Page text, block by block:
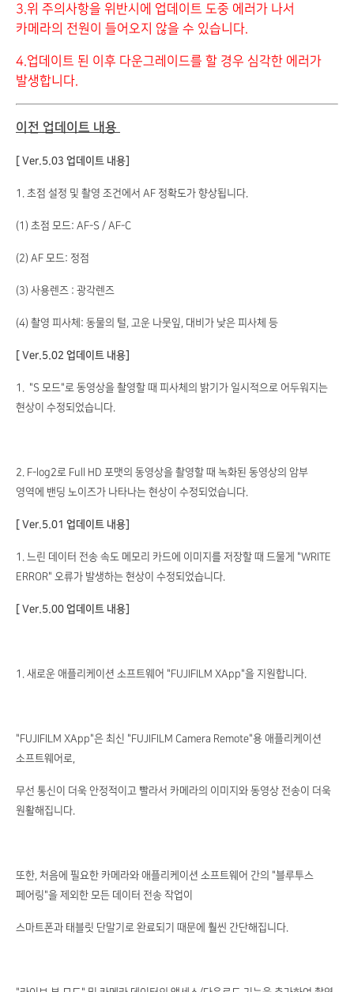
3.위 주의사항을 위반시에 업데이트 도중 에러가 나서
카메라의 전원이 들어오지 않을 수 있습니다.
4.업데이트 된 이후 다운그레이드를 할 경우 심각한 에러가
발생합니다.
이전 업데이트 내용
[ Ver.5.03 업데이트 내용]
1. 초점 설정 및 촬영 조건에서 AF 정확도가 향상됩니다.
(1) 초점 모드: AF-S / AF-C
(2) AF 모드: 정점
(3) 사용렌즈 : 광각렌즈
(4) 촬영 피사체: 동물의 털, 고운 나뭇잎, 대비가 낮은 피사체 등
[ Ver.5.02 업데이트 내용]
1. "S 모드"로 동영상을 촬영할 때 피사체의 밝기가 일시적으로 어두워지는
현상이 수정되었습니다.
2. F-log2로 Full HD 포맷의 동영상을 촬영할 때 녹화된 동영상의 암부
영역에 밴딩 노이즈가 나타나는 현상이 수정되었습니다.
[ Ver.5.01 업데이트 내용]
1. 느린 데이터 전송 속도 메모리 카드에 이미지를 저장할 때 드물게 "WRITE
ERROR" 오류가 발생하는 현상이 수정되었습니다.
[ Ver.5.00 업데이트 내용]
1. 새로운 애플리케이션 소프트웨어 "FUJIFILM XApp"을 지원합니다.
"FUJIFILM XApp"은 최신 "FUJIFILM Camera Remote"용 애플리케이션
소프트웨어로,
무선 통신이 더욱 안정적이고 빨라서 카메라의 이미지와 동영상 전송이 더욱
원활해집니다.
또한, 처음에 필요한 카메라와 애플리케이션 소프트웨어 간의 "블루투스
페어링"을 제외한 모든 데이터 전송 작업이
스마트폰과 태블릿 단말기로 완료되기 때문에 훨씬 간단해집니다.